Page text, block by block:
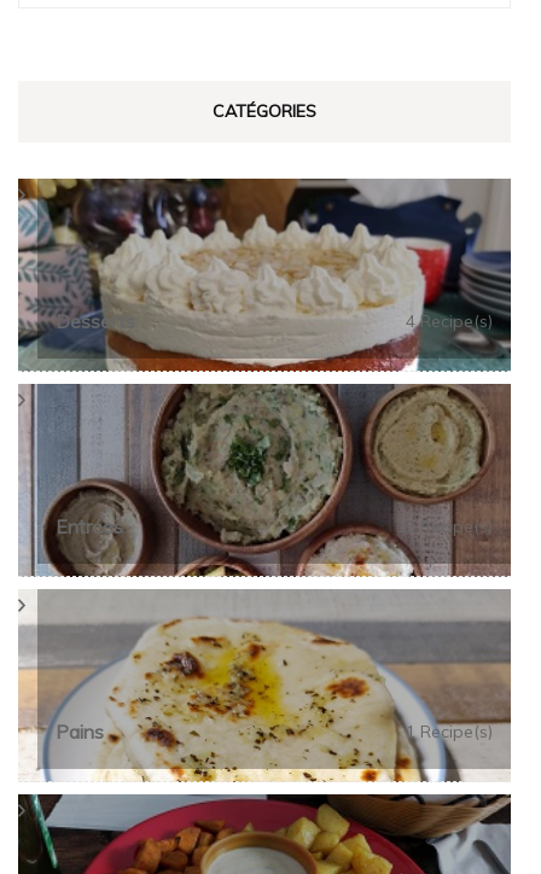
CATÉGORIES
Desserts 4 Recipe(s)
Entrées 13 Recipe(s)
Pains 1 Recipe(s)